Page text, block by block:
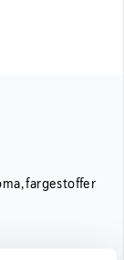
fargestoffer